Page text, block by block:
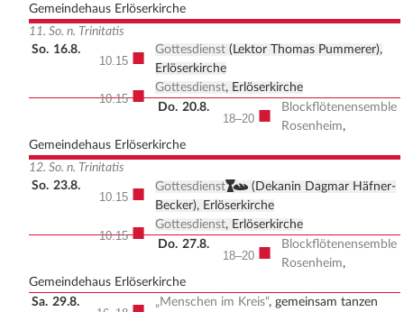
Gemeindehaus Erlöserkirche
11. So. n. Trinitatis
So. 16.8.
10.15 ■ Gottesdienst (Lektor Thomas Pummerer),
Erlöserkirche
10.15 ■ Gottesdienst, Erlöserkirche
Do. 20.8.
18–20 ■
Blockflötenensemble
Rosenheim,
Gemeindehaus Erlöserkirche
12. So. n. Trinitatis
So. 23.8.
10.15 ■ Gottesdienst, (Dekanin Dagmar Häfner-
Becker), Erlöserkirche
10.15 ■ Gottesdienst, Erlöserkirche
Do. 27.8.
18–20 ■
Blockflötenensemble
Rosenheim,
Gemeindehaus Erlöserkirche
Sa. 29.8.
„Menschen im Kreis“, gemeinsam tanzen